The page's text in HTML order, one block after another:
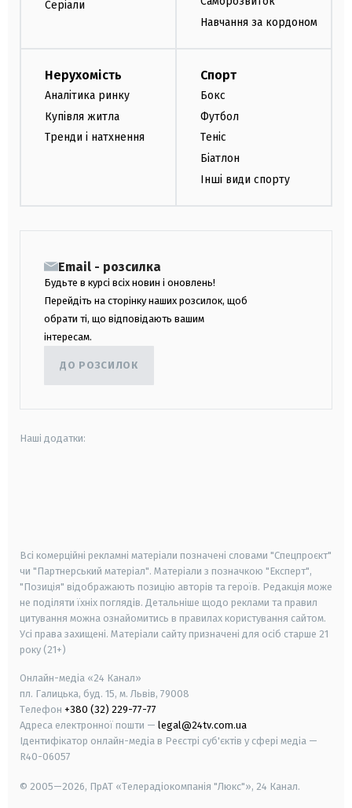
Серіали
Навчання за кордоном
Нерухомість
Аналітика ринку
Купівля житла
Тренди і натхнення
Спорт
Бокс
Футбол
Теніс
Біатлон
Інші види спорту
Email - розсилка
Будьте в курсі всіх новин і оновлень!
Перейдіть на сторінку наших розсилок, щоб
обрати ті, що відповідають вашим
інтересам.
ДО РОЗСИЛОК
Наші додатки:
Всі комерційні рекламні матеріали позначені словами "Спецпроєкт"
чи "Партнерський матеріал". Матеріали з позначкою "Експерт",
"Позиція" відображають позицію авторів та героїв. Редакція може
не поділяти їхніх поглядів. Детальніше щодо реклами та правил
цитування можна ознайомитись в правилах користування сайтом.
Усі права захищені. Матеріали сайту призначені для осіб старше 21
року (21+)
Онлайн-медіа «24 Канал»
пл. Галицька, буд. 15, м. Львів, 79008
Телефон +380 (32) 229-77-77
Адреса електронної пошти — legal@24tv.com.ua
Ідентифікатор онлайн-медіа в Реєстрі суб'єктів у сфері медіа —
R40-06057
© 2005—2026, ПрАТ «Телерадіокомпанія "Люкс"», 24 Канал.